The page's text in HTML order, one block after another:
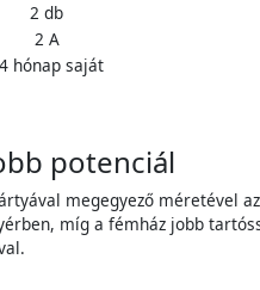
2 db
2 A
hónap saját
potenciál
megegyező méretével
míg a fémház jobb